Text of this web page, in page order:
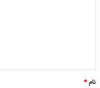
نام*